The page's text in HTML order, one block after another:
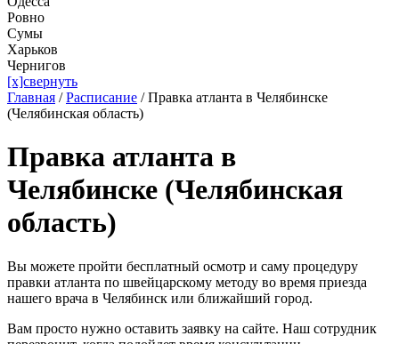
Ровно
Сумы
Харьков
Чернигов
[x]свернуть
Главная /Расписание /Правка атланта в Челябинске
(Челябинская область)
Правка атланта в
Челябинске (Челябинская
область)
Вы можете пройти бесплатный осмотр и саму процедуру
правки атланта по швейцарскому методу во время приезда
нашего врача в Челябинск или ближайший город.
Вам просто нужно оставить заявку на сайте. Наш сотрудник